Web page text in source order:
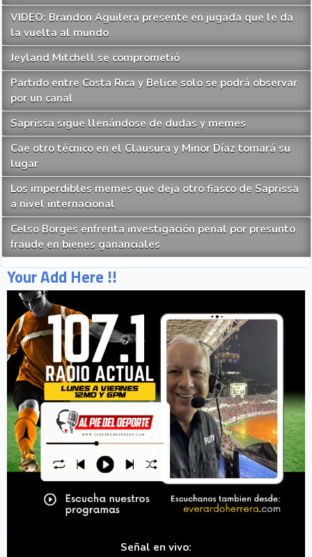
VIDEO: Brandon Aguilera presente en jugada que le da
la vuelta al mundo
Jeyland Mitchell se comprometió
Partido entre Costa Rica y Belice solo se podrá observar
por un canal
Saprissa sigue llenándose de dudas y memes
Cae otro técnico en el Clausura y Minor Díaz tomará su
lugar
Los imperdibles memes que deja otro fiasco de Saprissa
a nivel internacional
Celso Borges enfrenta investigación penal por presunto
fraude en bienes gananciales
Your Add Here !!
Señal en vivo: